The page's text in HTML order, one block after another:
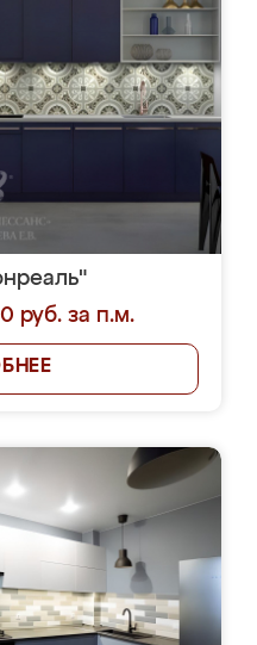
руб. за п.м.